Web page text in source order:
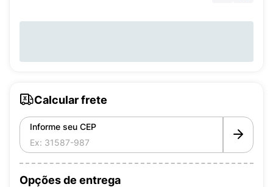
Calcular frete
Informe seu CEP
Opções de entrega